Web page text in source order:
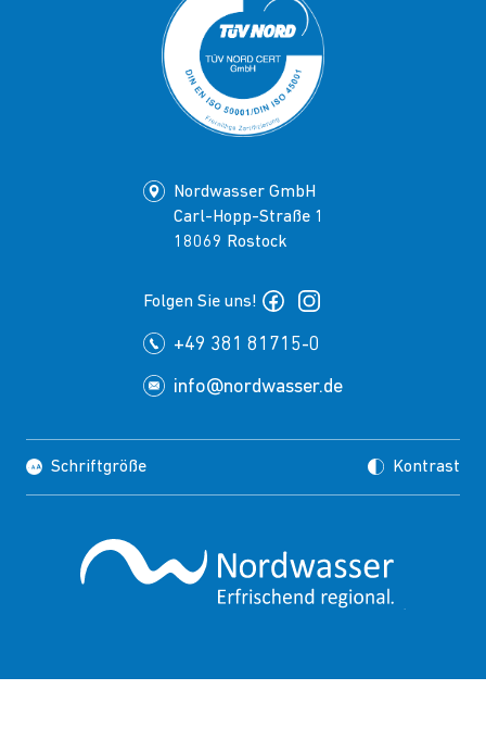
+49 381 81715-0
info@nordwasser.de
Nordwasser GmbH
Carl-Hopp-Straße 1
18069 Rostock
Folgen Sie uns!
Schriftgröße Kontrast